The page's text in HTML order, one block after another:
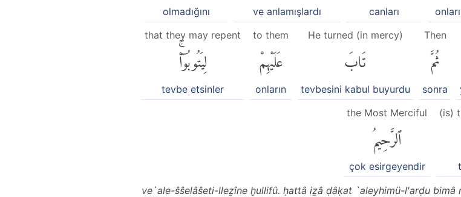
canları
ve anlamışlardı
olmadığını
Then
ثُمَّ
sonra
He turned (in mercy)
تَابَ
tevbesini kabul buyurdu
to them
عَلَيْهِمْ
onların
that they may repent
لِيَتُوبُوٓا۟ۚ
tevbe etsinler
(is)
the Most Merciful
ٱلرَّحِيمُ
çok esirgeyendir
ve`ale-ŝŝelâŝeti-lleẕîne ḫullifû. ḥattâ iẕâ ḍâḳat `aleyhimü-l'arḍu bimâ